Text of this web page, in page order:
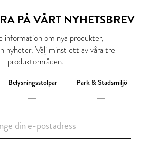
PÅ VÅRT NYHETSBREV
information om nya produkter,
nyheter. Välj minst ett av våra tre
produktområden.
Belysningsstolpar Park & Stadsmiljö